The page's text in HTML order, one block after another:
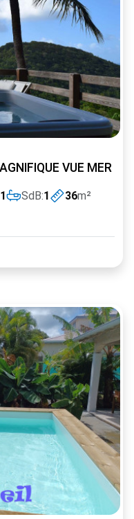
VUE MER
1 SdB:1 36m²